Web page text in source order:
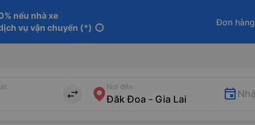
nếu nhà xe
vụ vận chuyển (*) info
Đơn
import_export
Nơi đến